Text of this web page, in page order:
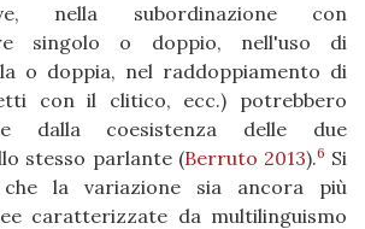
nella subordinazione con
singolo o doppio, nell'uso di
o doppia, nel raddoppiamento di
con il clitico, ecc.) potrebbero
dalla coesistenza delle due
stesso parlante (Berruto 2013).6 Si
la variazione sia ancora più
caratterizzate da multilinguismo